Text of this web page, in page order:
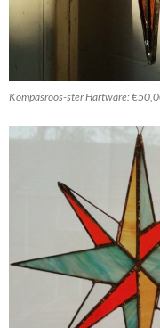
Kompasroos-ster Hartware: